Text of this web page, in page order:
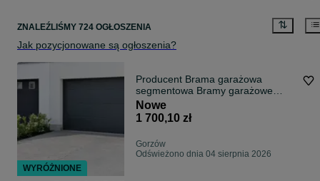
ZNALEŹLIŚMY 724 OGŁOSZENIA
Jak pozycjonowane są ogłoszenia?
Producent Brama garażowa
segmentowa Bramy garażowe
przemysłowe2,4*2,13
Nowe
1 700,10 zł
Gorzów
Odświeżono dnia 04 sierpnia 2026
WYRÓŻNIONE